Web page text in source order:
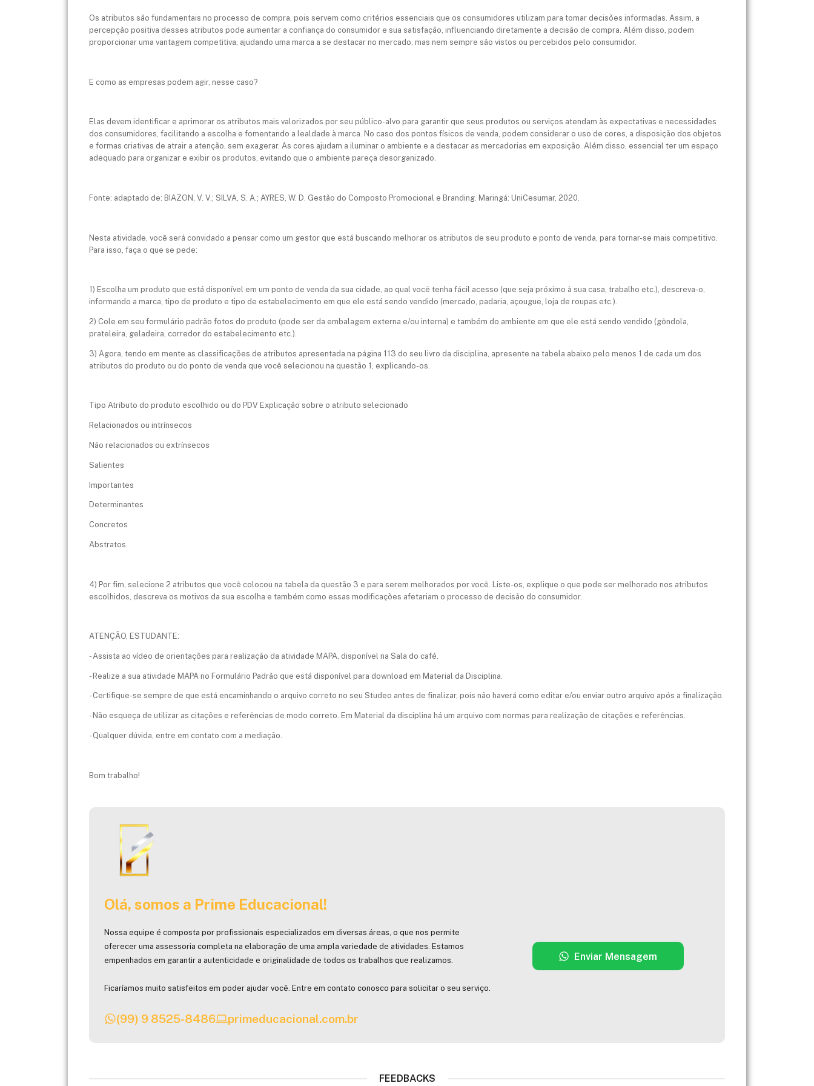
Os atributos são fundamentais no processo de compra, pois servem como critérios essenciais que os consumidores utilizam para tomar decisões informadas. Assim, a
percepção positiva desses atributos pode aumentar a confiança do consumidor e sua satisfação, influenciando diretamente a decisão de compra. Além disso, podem
proporcionar uma vantagem competitiva, ajudando uma marca a se destacar no mercado, mas nem sempre são vistos ou percebidos pelo consumidor.
E como as empresas podem agir, nesse caso?
Elas devem identificar e aprimorar os atributos mais valorizados por seu público-alvo para garantir que seus produtos ou serviços atendam às expectativas e necessidades
dos consumidores, facilitando a escolha e fomentando a lealdade à marca. No caso dos pontos físicos de venda, podem considerar o uso de cores, a disposição dos objetos
e formas criativas de atrair a atenção, sem exagerar. As cores ajudam a iluminar o ambiente e a destacar as mercadorias em exposição. Além disso, essencial ter um espaço
adequado para organizar e exibir os produtos, evitando que o ambiente pareça desorganizado.
Fonte: adaptado de: BIAZON, V. V.; SILVA, S. A.; AYRES, W. D. Gestão do Composto Promocional e Branding. Maringá: UniCesumar, 2020.
Nesta atividade, você será convidado a pensar como um gestor que está buscando melhorar os atributos de seu produto e ponto de venda, para tornar-se mais competitivo.
Para isso, faça o que se pede:
1) Escolha um produto que está disponível em um ponto de venda da sua cidade, ao qual você tenha fácil acesso (que seja próximo à sua casa, trabalho etc.), descreva-o,
informando a marca, tipo de produto e tipo de estabelecimento em que ele está sendo vendido (mercado, padaria, açougue, loja de roupas etc.).
2) Cole em seu formulário padrão fotos do produto (pode ser da embalagem externa e/ou interna) e também do ambiente em que ele está sendo vendido (gôndola,
prateleira, geladeira, corredor do estabelecimento etc.).
3) Agora, tendo em mente as classificações de atributos apresentada na página 113 do seu livro da disciplina, apresente na tabela abaixo pelo menos 1 de cada um dos
atributos do produto ou do ponto de venda que você selecionou na questão 1, explicando-os.
Tipo Atributo do produto escolhido ou do PDV Explicação sobre o atributo selecionado
Relacionados ou intrínsecos
Não relacionados ou extrínsecos
Salientes
Importantes
Determinantes
Concretos
Abstratos
4) Por fim, selecione 2 atributos que você colocou na tabela da questão 3 e para serem melhorados por você. Liste-os, explique o que pode ser melhorado nos atributos
escolhidos, descreva os motivos da sua escolha e também como essas modificações afetariam o processo de decisão do consumidor.
ATENÇÃO, ESTUDANTE:
- Assista ao vídeo de orientações para realização da atividade MAPA, disponível na Sala do café.
- Realize a sua atividade MAPA no Formulário Padrão que está disponível para download em Material da Disciplina.
- Certifique-se sempre de que está encaminhando o arquivo correto no seu Studeo antes de finalizar, pois não haverá como editar e/ou enviar outro arquivo após a finalização.
- Não esqueça de utilizar as citações e referências de modo correto. Em Material da disciplina há um arquivo com normas para realização de citações e referências.
- Qualquer dúvida, entre em contato com a mediação.
Bom trabalho!
Olá, somos a Prime Educacional!
Nossa equipe é composta por profissionais especializados em diversas áreas, o que nos permite
oferecer uma assessoria completa na elaboração de uma ampla variedade de atividades. Estamos
empenhados em garantir a autenticidade e originalidade de todos os trabalhos que realizamos.
Ficaríamos muito satisfeitos em poder ajudar você. Entre em contato conosco para solicitar o seu serviço.
(99) 9 8525-8486 primeducacional.com.br
Enviar Mensagem
FEEDBACKS